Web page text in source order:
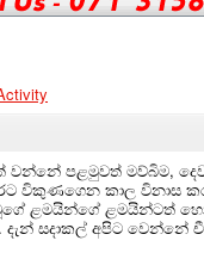
වන්නේ පළමුවත් මව්බිම,
විකුණගෙන කාල විනාස
මූගේ ළමයින්ගේ ළමයින්ටත්
දැන් සදාකල් අපිට